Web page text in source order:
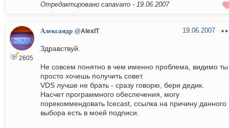
Отредактировано canavarro - 19.06.2007
2605
Александр @AlexIT 19.06.2007
Здравствуй.
Не совсем понятно в чем именно проблема, видимо ты
просто хочешь получить совет.
VDS лучше не брать - сразу говорю, бери дедик.
Насчет программного обеспечения, могу
порекоммендовать Icecast, ссылка на причину данного
выбора есть в моей подписи.